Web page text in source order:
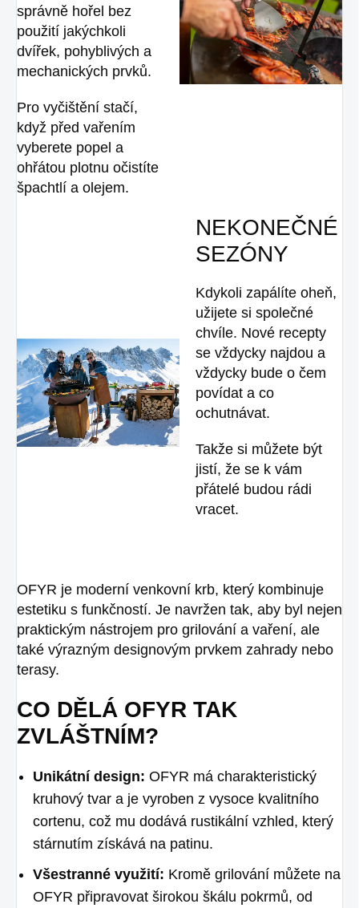
správně hořel bez
použití jakýchkoli
dvířek, pohyblivých a
mechanických prvků.
Pro vyčištění stačí,
když před vařením
vyberete popel a
ohřátou plotnu očistíte
špachtlí a olejem.
NEKONEČNÉ
SEZÓNY
Kdykoli zapálíte oheň,
užijete si společné
chvíle. Nové recepty
se vždycky najdou a
vždycky bude o čem
povídat a co
ochutnávat.
Takže si můžete být
jistí, že se k vám
přátelé budou rádi
vracet.
OFYR je moderní venkovní krb, který kombinuje
estetiku s funkčností. Je navržen tak, aby byl nejen
praktickým nástrojem pro grilování a vaření, ale
také výrazným designovým prvkem zahrady nebo
terasy.
CO DĚLÁ OFYR TAK
ZVLÁŠTNÍM?
Unikátní design: OFYR má charakteristický
kruhový tvar a je vyroben z vysoce kvalitního
cortenu, což mu dodává rustikální vzhled, který
stárnutím získává na patinu.
Všestranné využití: Kromě grilování můžete na
OFYR připravovat širokou škálu pokrmů, od